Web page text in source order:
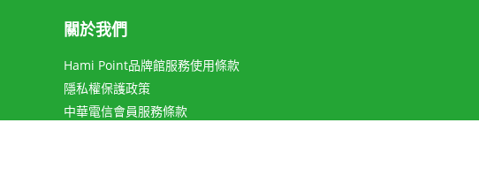
關於我們
Hami Point品牌館服務使用條款
隱私權保護政策
中華電信會員服務條款